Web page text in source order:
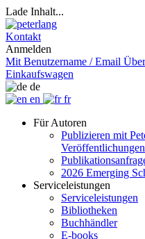
Lade Inhalt...
Kontakt
Anmelden
Mit Benutzername / Email
Einkaufswagen
de
en
fr
Für Autoren
Publizieren mit
Veröffentlichungen
2026 Emerging
Serviceleistungen
Serviceleistungen
Bibliotheken
Buchhändler
E-books